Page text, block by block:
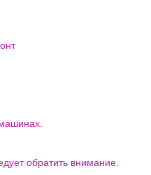
обратить внимание.